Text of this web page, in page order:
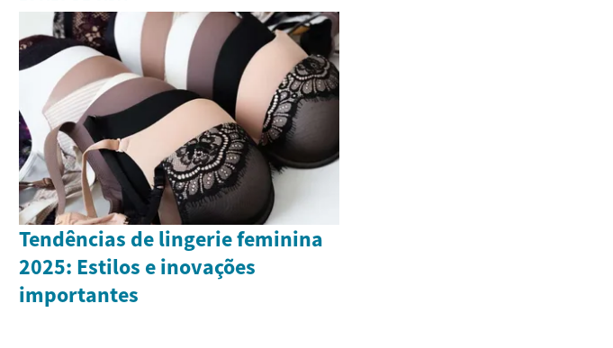
Tendências de lingerie feminina
2025: Estilos e inovações
importantes